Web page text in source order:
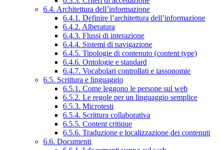
6.4. Architettura dell’informazione
6.4.1. Definire l’architettura dell’informazione
6.4.2. Alberatura
6.4.3. Flussi di interazione
6.4.4. Sistemi di navigazione
6.4.5. Tipologie di contenuto (content type)
6.4.6. Ontologie e standard
6.4.7. Vocabolari controllati e tassonomie
6.5. Scrittura e linguaggio
6.5.1. Come leggono le persone sul web
6.5.2. Le regole per un linguaggio semplice
6.5.3. Microtesti
6.5.4. Scrittura collaborativa
6.5.5. Content critique
6.5.6. Traduzione e localizzazione dei contenuti
6.6. Documenti